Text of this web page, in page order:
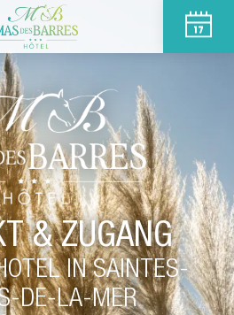
& ZUGANG
IN SAINTES-
DE-LA-MER